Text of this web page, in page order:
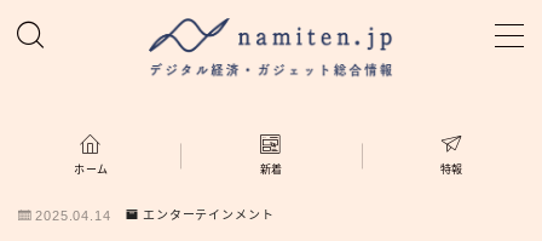
ホームホーム 新着 特報
2025.04.14 エンターテインメント